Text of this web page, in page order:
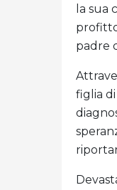
la sua
padre
figlia